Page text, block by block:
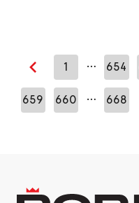
Edellinen sivu
1 … 654
659 660 … 668